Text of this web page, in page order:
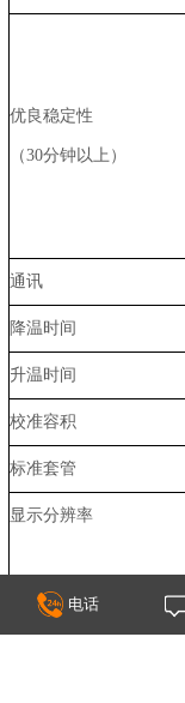
优良稳定性
（30分钟以上）
通讯
降温时间
升温时间
校准容积
标准套管
显示分辨率
显示单位电话